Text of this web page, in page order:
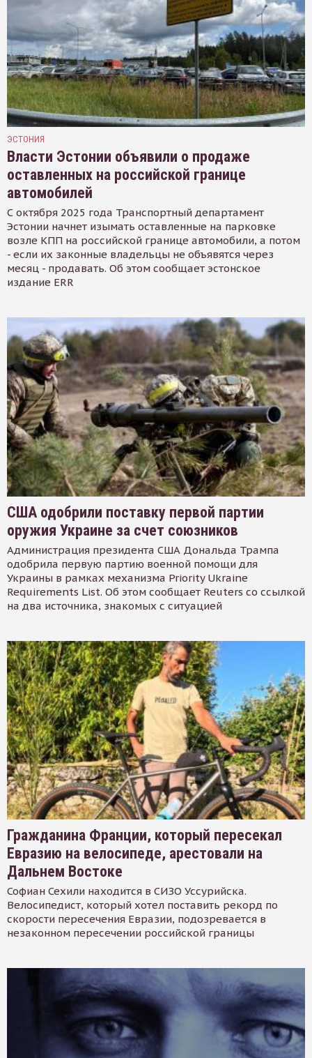
ЭСТОНИЯ
Власти Эстонии объявили о продаже
оставленных на российской границе
автомобилей
С октября 2025 года Транспортный департамент
Эстонии начнет изымать оставленные на парковке
возле КПП на российской границе автомобили, а потом
- если их законные владельцы не объявятся через
месяц - продавать. Об этом сообщает эстонское
издание ERR
США одобрили поставку первой партии
оружия Украине за счет союзников
Администрация президента США Дональда Трампа
одобрила первую партию военной помощи для
Украины в рамках механизма Priority Ukraine
Requirements List. Об этом сообщает Reuters со ссылкой
на два источника, знакомых с ситуацией
Гражданина Франции, который пересекал
Евразию на велосипеде, арестовали на
Дальнем Востоке
Софиан Сехили находится в СИЗО Уссурийска.
Велосипедист, который хотел поставить рекорд по
скорости пересечения Евразии, подозревается в
незаконном пересечении российской границы